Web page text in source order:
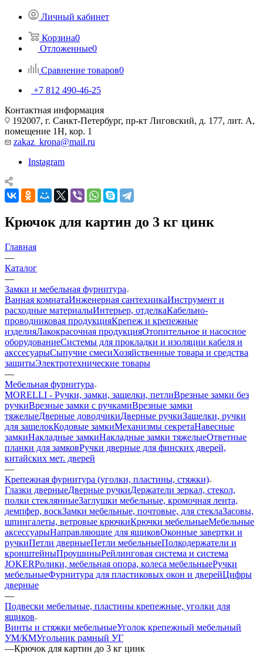
Личный кабинет
Корзина0
Отложенные0
Сравнение товаров0
+7 812 490-46-25
Контактная информация
192007, г. Санкт-Петербург, пр-кт Лиговский, д. 177, лит. А,
помещение 1Н, кор. 1
zakaz_krona@mail.ru
Instagram
Крючок для картин до 3 кг цинк
Главная
—
Каталог
—
Замки и мебельная фурнитура
Ванная комнатаИнженерная сантехникаИнструмент и
расходные материалыИнтерьер, отделкаКабельно-
проводниковая продукцияКрепеж и крепежные
изделияЛакокрасочная продукцияОтопительное и насосное
оборудованиеСистемы для прокладки и изоляции кабеля и
акссесуарыСыпучие смесиХозяйственные товара и средства
защитыЭлектротехнические товары
—
Мебельная фурнитура
MORELLI - Ручки, замки, защелки, петлиВрезные замки без
ручкиВрезные замки с ручкамиВрезные замки
тяжелыеДверные доводчикиДверные ручкиЗащелки, ручки
для защелокКодовые замкиМеханизмы секретаНавесные
замкиНакладные замкиНакладные замки тяжелыеОтветные
планки для замковРучки дверные для финских дверей,
китайских мет. дверей
—
Крепежная фурнитура (уголки, пластины, стяжки)
Глазки дверныеДверные ручкиДержатели зеркал, стекол,
полки стеклянныеЗаглушки мебельные, кромочная лента,
демпфер, воскЗамки мебельные, почтовые, для стеклаЗасовы,
шпингалеты, ветровые крючкиКрючки мебельныеМебельные
аксессуарыНаправляющие для ящиковОконные завертки и
ручкиПетли дверныеПетли мебельныеПолкодержатели и
кронштейныПроушиныРейлинговая система и система
JOKERРолики, мебельная опора, колеса мебельныеРучки
мебельныеФурнитура для пластиковых окон и дверейЦифры
дверные
—
Подвески мебельные, пластины крепежные, уголки для
ящиков
Винты и стяжки мебельныеУголок крепежный мебельный
УМ/КМУгольник рамный УГ
—Крючок для картин до 3 кг цинк